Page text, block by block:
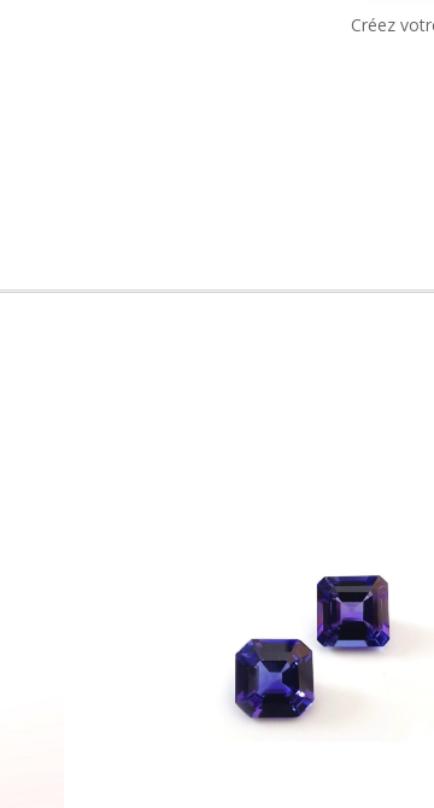
Créez